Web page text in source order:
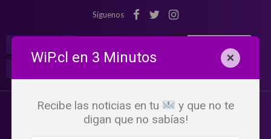
Síguenos
WiP.cl en 3 Minutos ×
Recibe las noticias en tu
y que no te
digan que no sabías!